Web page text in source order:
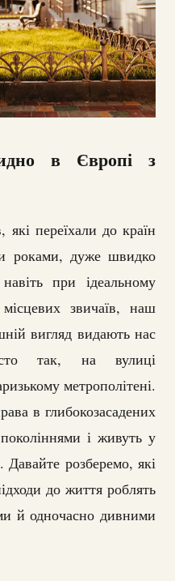
в Європі з
які переїхали до країн
роками, дуже швидко
при ідеальному
звичаїв, наш
вигляд видають нас
так, на вулиці
метрополітені.
в глибокозасадених
і живуть у
Давайте розберемо, які
до життя роблять
й одночасно дивними